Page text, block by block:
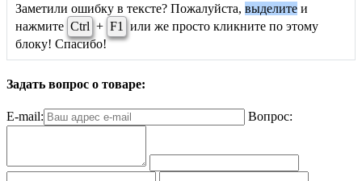
Заметили ошибку в тексте? Пожалуйста, выделите и
нажмите Ctrl + F1
или же просто кликните по этому
блоку! Спасибо!
Задать вопрос о товаре:
E-mail: Вопрос: